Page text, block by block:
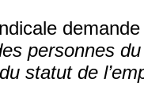
personnes
statut de